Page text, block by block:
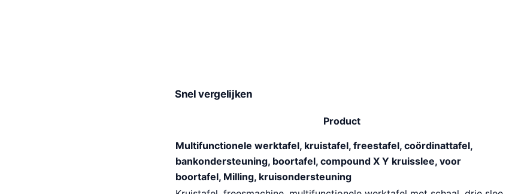
Snel vergelijken
Product
Multifunctionele werktafel, kruistafel, freestafel, coördinattafel,
bankondersteuning, boortafel, compound X Y kruisslee, voor
boortafel, Milling, kruisondersteuning